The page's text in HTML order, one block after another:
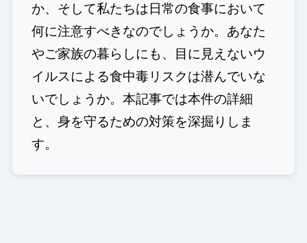
か、そして私たちは日常の食事において
何に注意すべきなのでしょうか。あなた
やご家族の暮らしにも、目に見えないウ
イルスによる食中毒リスクは潜んでいな
いでしょうか。本記事では本件の詳細
と、身を守るための対策を深掘りしま
す。